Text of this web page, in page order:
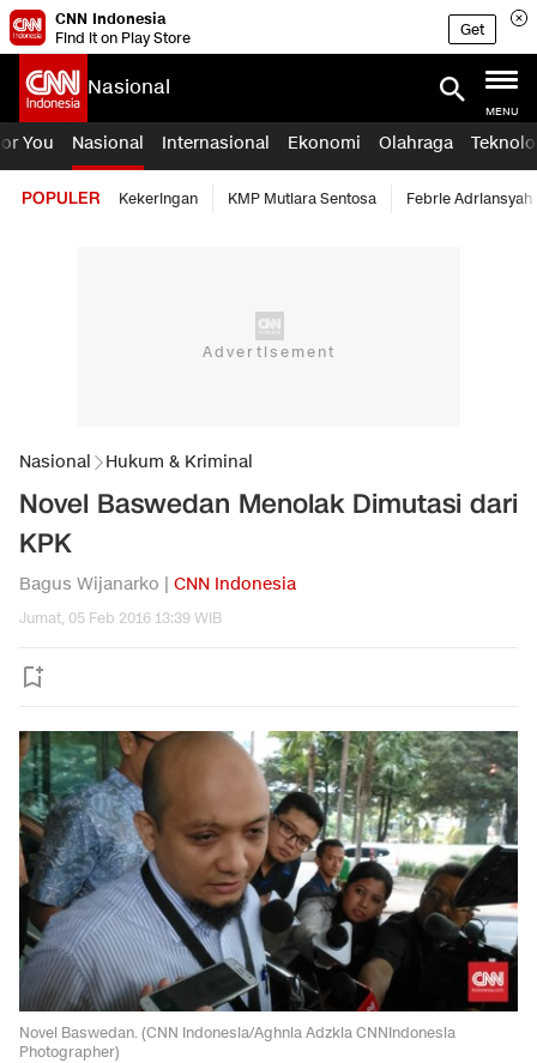
CNN Indonesia
Find it on Play Store
Get
Nasional
MENU
You Nasional Internasional Ekonomi Olahraga
POPULER Kekeringan KMP Mutiara Sentosa Febrie Adriansyah
Nasional Hukum & Kriminal
Novel Baswedan Menolak Dimutasi dari
KPK
Bagus Wijanarko | CNN Indonesia
Jumat, 05 Feb 2016 13:39 WIB
Novel Baswedan. (CNN Indonesia/Aghnia Adzkia CNNIndonesia
Photographer)